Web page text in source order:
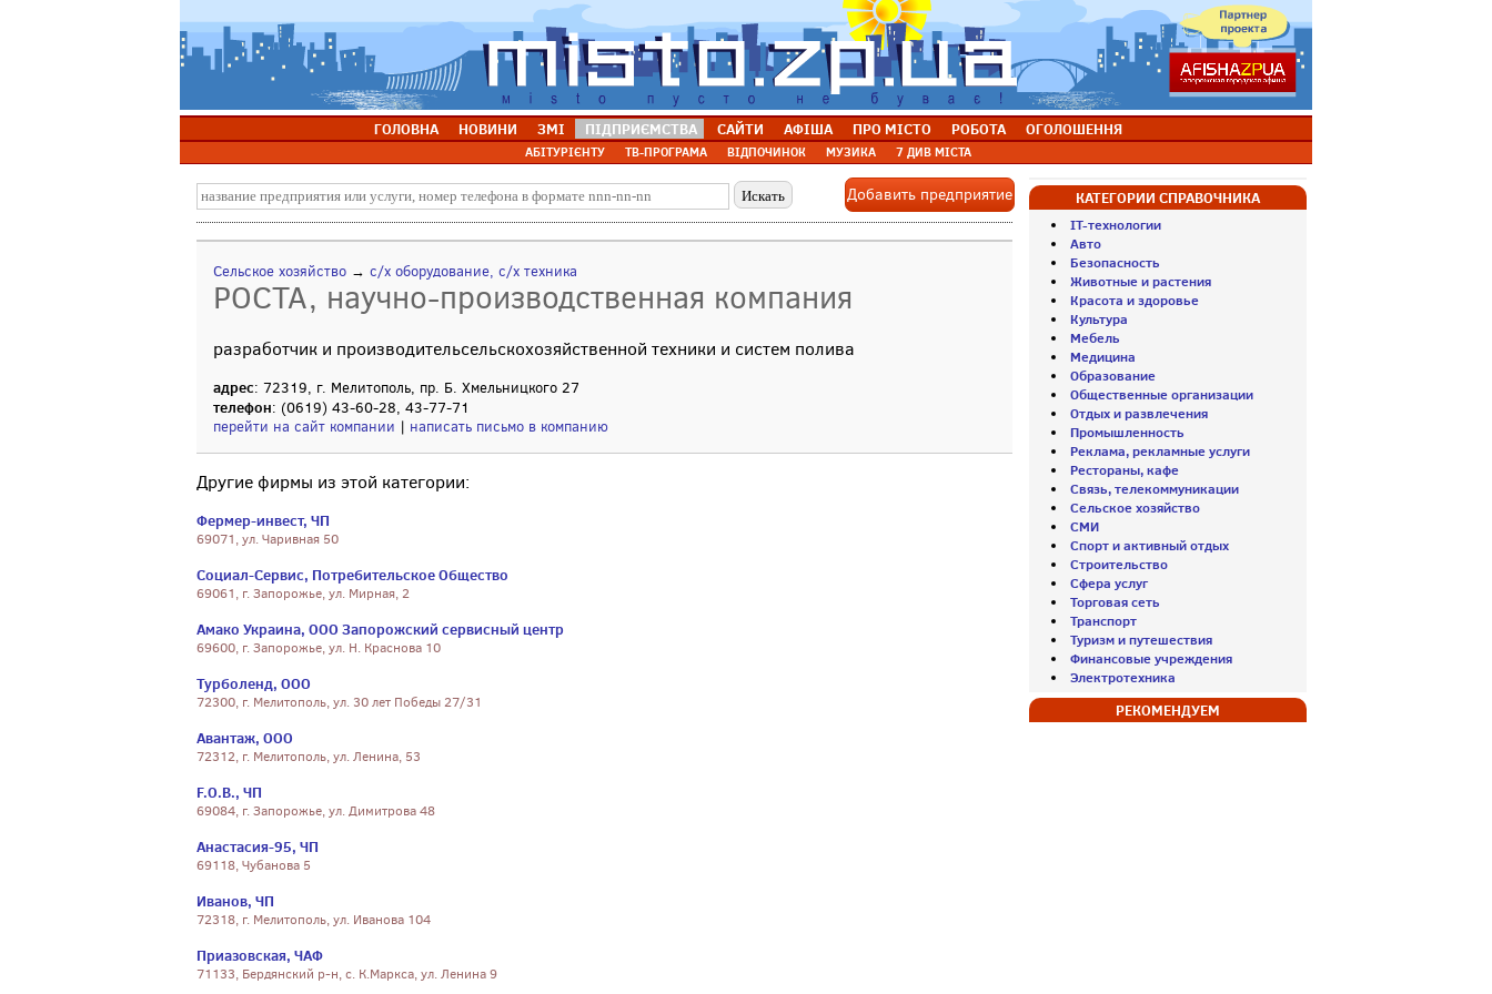
ГОЛОВНА НОВИНИ ЗМІ ПІДПРИЄМСТВА САЙТИ АФІША ПРО МІСТО РОБОТА ОГОЛОШЕННЯ
АБІТУРІЄНТУ ТВ-ПРОГРАМА ВІДПОЧИНОК МУЗИКА 7 ДИВ МІСТА
Добавить предприятие
Сельское хозяйство → с/х оборудование, с/х техника
РОСТА, научно-производственная компания
разработчик и производительсельскохозяйственной техники и систем полива
адрес: 72319, г. Мелитополь, пр. Б. Хмельницкого 27
телефон: (0619) 43-60-28, 43-77-71
перейти на сайт компании | написать письмо в компанию
Другие фирмы из этой категории:
Фермер-инвест, ЧП
69071, ул. Чаривная 50
Социал-Сервис, Потребительское Общество
69061, г. Запорожье, ул. Мирная, 2
Амако Украина, ООО Запорожский сервисный центр
69600, г. Запорожье, ул. Н. Краснова 10
Турболенд, ООО
72300, г. Мелитополь, ул. 30 лет Победы 27/31
Авантаж, ООО
72312, г. Мелитополь, ул. Ленина, 53
F.O.B., ЧП
69084, г. Запорожье, ул. Димитрова 48
Анастасия-95, ЧП
69118, Чубанова 5
Иванов, ЧП
72318, г. Мелитополь, ул. Иванова 104
Приазовская, ЧАФ
71133, Бердянский р-н, с. К.Маркса, ул. Ленина 9
КАТЕГОРИИ СПРАВОЧНИКА
IT-технологии
Авто
Безопасность
Животные и растения
Красота и здоровье
Культура
Мебель
Медицина
Образование
Общественные организации
Отдых и развлечения
Промышленность
Реклама, рекламные услуги
Рестораны, кафе
Связь, телекоммуникации
Сельское хозяйство
СМИ
Спорт и активный отдых
Строительство
Сфера услуг
Торговая сеть
Транспорт
Туризм и путешествия
Финансовые учреждения
Электротехника
РЕКОМЕНДУЕМ